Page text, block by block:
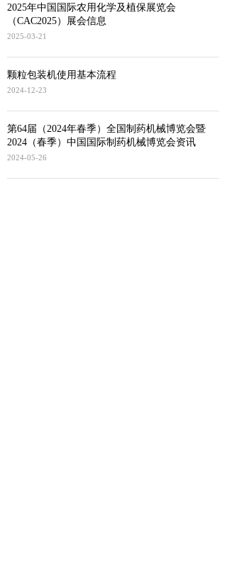
2025年中国国际农用化学及植保展览会
（CAC2025）展会信息
2025-03-21
颗粒包装机使用基本流程
2024-12-23
第64届（2024年春季）全国制药机械博览会暨
2024（春季）中国国际制药机械博览会资讯
2024-05-26